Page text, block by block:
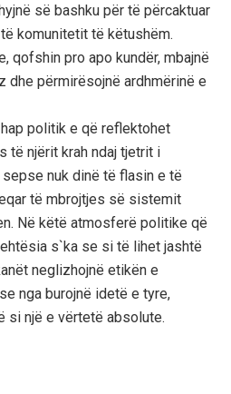
së bashku për të përcaktuar
komunitetit të këtushëm.
qofshin pro apo kundër, mbajnë
dhe përmirësojnë ardhmërinë e
politik e që reflektohet
të njërit krah ndaj tjetrit i
nuk dinë të flasin e të
të mbrojtjes së sistemit
Në këtë atmosferë politike që
s`ka se si të lihet jashtë
neglizhojnë etikën e
nga burojnë idetë e tyre,
si një e vërtetë absolute.